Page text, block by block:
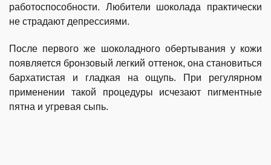
работоспособности. Любители шоколада практически
не страдают депрессиями.
После первого же шоколадного обертывания у кожи
появляется бронзовый легкий оттенок, она становиться
бархатистая и гладкая на ощупь. При регулярном
применении такой процедуры исчезают пигментные
пятна и угревая сыпь.